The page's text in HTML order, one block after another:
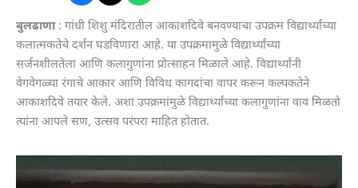
बुलढाणा: गांधी शिशु मंदिरातील आकाशदिवे बनवण्याचा उपक्रम विद्यार्थ्यांच्या
कलात्मकतेचे दर्शन घडविणारा आहे. या उपक्रमामुळे विद्यार्थ्यांच्या
सर्जनशीलतेला आणि कलागुणांना प्रोत्साहन मिळाले आहे. विद्यार्थ्यांनी
वेगवेगळ्या रंगाचे आकार आणि विविध कागदांचा वापर करून कल्पकतेने
आकाशदिवे तयार केले. अशा उपक्रमांमुळे विद्यार्थ्यांच्या कलागुणांना वाव मिळतो
त्यांना आपले सण, उत्सव परंपरा माहित होतात.